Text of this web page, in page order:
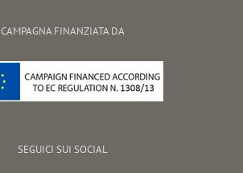
CAMPAGNA FINANZIATA DA
SEGUICI SUI SOCIAL